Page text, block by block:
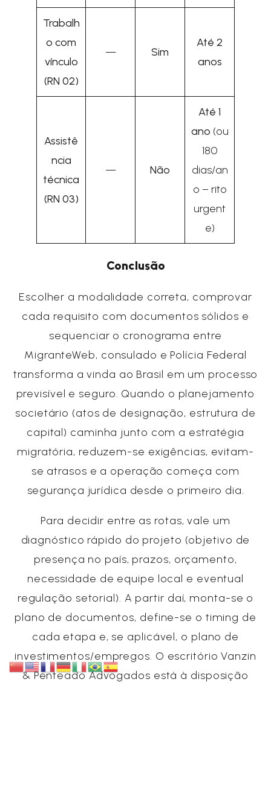
Trabalh
o com
vínculo
(RN 02)
— Sim
Até 2
anos
Assistê
ncia
técnica
(RN 03)
— Não
Até 1
ano (ou
180
dias/an
o – rito
urgent
e)
Conclusão
Escolher a modalidade correta, comprovar
cada requisito com documentos sólidos e
sequenciar o cronograma entre
MigranteWeb, consulado e Polícia Federal
transforma a vinda ao Brasil em um processo
previsível e seguro. Quando o planejamento
societário (atos de designação, estrutura de
capital) caminha junto com a estratégia
migratória, reduzem-se exigências, evitam-
se atrasos e a operação começa com
segurança jurídica desde o primeiro dia.
Para decidir entre as rotas, vale um
diagnóstico rápido do projeto (objetivo de
presença no país, prazos, orçamento,
necessidade de equipe local e eventual
regulação setorial). A partir daí, monta-se o
plano de documentos, define-se o timing de
cada etapa e, se aplicável, o plano de
investimentos/empregos. O escritório Vanzin
& Penteado Advogados está à disposição